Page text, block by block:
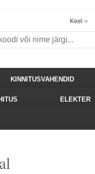
Keel
KINNITUSVAHENDID
ELEKTER